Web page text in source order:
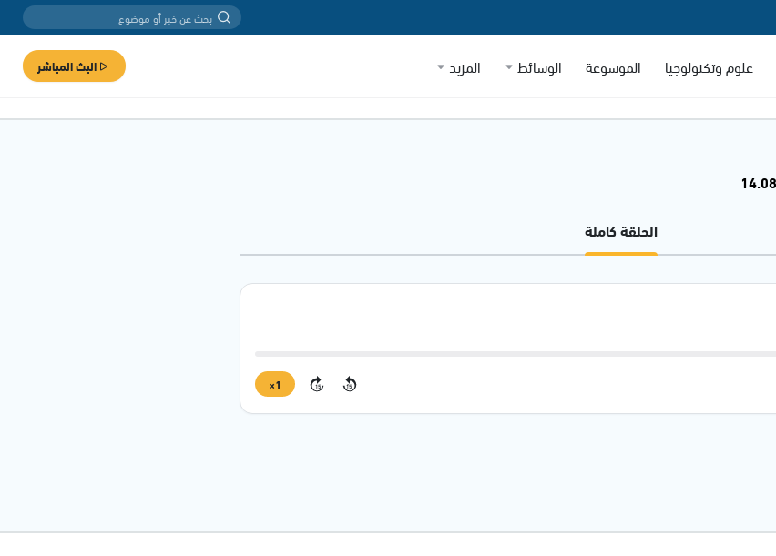
علوم وتكنولوجيا الموسوعة الوسائط المزيد البث المباشر
الحلقة كاملة
15
15
1×